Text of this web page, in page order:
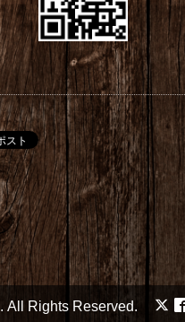
. All Rights Reserved.